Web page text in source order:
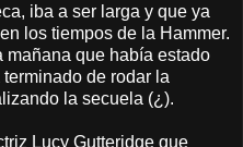
iba a ser larga y que ya
los tiempos de la Hammer.
que había estado
de rodar la
la secuela (¿).
Lucy Gutteridge que